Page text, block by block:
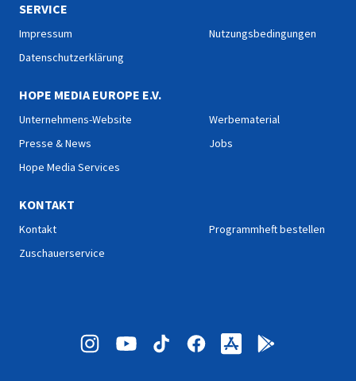
SERVICE
Impressum
Datenschutzerklärung
Nutzungsbedingungen
HOPE MEDIA EUROPE E.V.
Unternehmens-Website
Presse & News
Hope Media Services
Werbematerial
Jobs
KONTAKT
Kontakt
Zuschauerservice
Programmheft bestellen